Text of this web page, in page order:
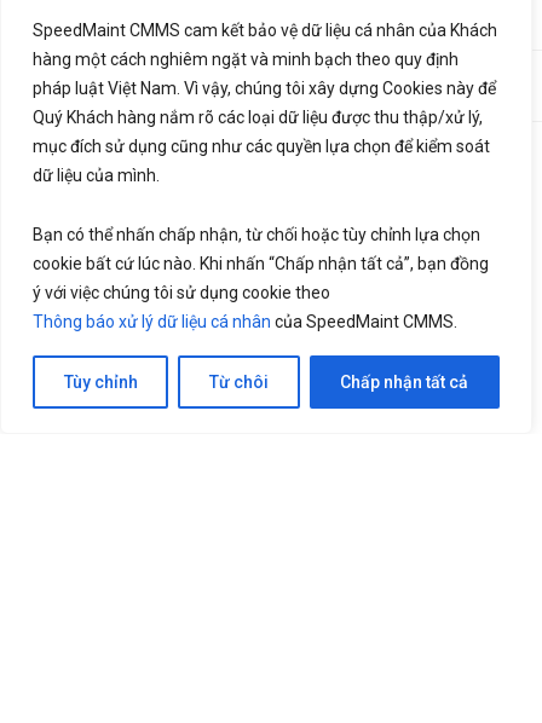
SpeedMaint CMMS cam kết bảo vệ dữ liệu cá nhân của Khách
hàng một cách nghiêm ngặt và minh bạch theo quy định
pháp luật Việt Nam. Vì vậy, chúng tôi xây dựng Cookies này để
Quý Khách hàng nắm rõ các loại dữ liệu được thu thập/xử lý,
mục đích sử dụng cũng như các quyền lựa chọn để kiểm soát
dữ liệu của mình.
Bạn có thể nhấn chấp nhận, từ chối hoặc tùy chỉnh lựa chọn
cookie bất cứ lúc nào. Khi nhấn “Chấp nhận tất cả”, bạn đồng
ý với việc chúng tôi sử dụng cookie theo
Thông báo xử lý dữ liệu cá nhân của SpeedMaint CMMS.
Tùy chỉnh Từ chôi Chấp nhận tất cả
©2020, SpeedMaint.com . All Rights Reserved. Thiết kế bởi
LetsGrow.vn
Thông báo xử lý dữ liệu cá nhân